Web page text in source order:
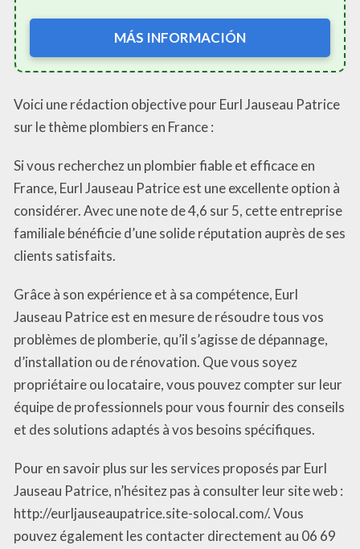
MÁS INFORMACIÓN
Voici une rédaction objective pour Eurl Jauseau Patrice
sur le thème plombiers en France :
Si vous recherchez un plombier fiable et efficace en
France, Eurl Jauseau Patrice est une excellente option à
considérer. Avec une note de 4,6 sur 5, cette entreprise
familiale bénéficie d’une solide réputation auprès de ses
clients satisfaits.
Grâce à son expérience et à sa compétence, Eurl
Jauseau Patrice est en mesure de résoudre tous vos
problèmes de plomberie, qu’il s’agisse de dépannage,
d’installation ou de rénovation. Que vous soyez
propriétaire ou locataire, vous pouvez compter sur leur
équipe de professionnels pour vous fournir des conseils
et des solutions adaptés à vos besoins spécifiques.
Pour en savoir plus sur les services proposés par Eurl
Jauseau Patrice, n’hésitez pas à consulter leur site web :
http://eurljauseaupatrice.site-solocal.com/. Vous
pouvez également les contacter directement au 06 69